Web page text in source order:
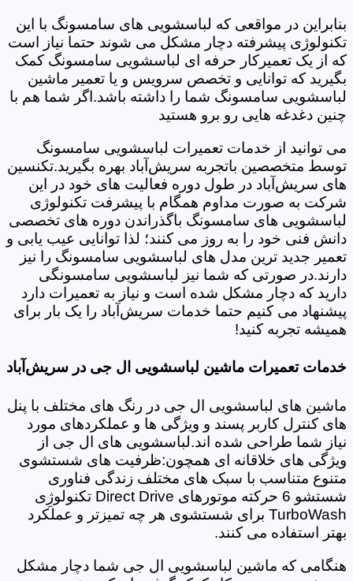
بنابراین در مواقعی که لباسشویی های سامسونگ با این
تکنولوژی پیشرفته دچار مشکل می شوند حتما نیاز است
که از یک تعمیرکار حرفه ای لباسشویی سامسونگ کمک
بگیرید که توانایی و تخصص سرویس و یا تعمیر ماشین
لباسشویی سامسونگ شما را داشته باشد.اگر شما هم با
چنین دغدغه هایی رو برو هستید
می توانید از خدمات تعمیرات لباسشویی سامسونگ
توسط متخصصین باتجربه سریش‌آباد بهره بگیرید.تکنسین
های سریش‌آباد در طول دوره فعالیت های خود در این
شرکت به صورت مداوم همگام با پیشرفت تکنولوژی
لباسشویی های سامسونگ باگذراندن دوره های تخصصی
دانش فنی خود را به روز می کنند؛ لذا توانایی عیب یابی و
تعمیر جدید ترین مدل های لباسشویی سامسونگ را نیز
دارند.در صورتی که شما نیز لباسشویی سامسونگی
دارید که دچار مشکل شده است و نیاز به تعمیرات دارد
پیشنهاد می کنیم حتما خدمات سریش‌آباد را یک بار برای
همیشه تجربه کنید!
خدمات تعمیرات ماشین لباسشویی ال جی در سریش‌آباد
ماشین های لباسشویی ال جی در رنگ های مختلف با پنل
های کنترل کاربر پسند و ویژگی ها و عملکردهای مورد
نیاز شما طراحی شده اند.لباسشویی های ال جی از
ویژگی های خلاقانه ای همچون:ظرفیت های شستشوی
متنوع متناسب با سبک های مختلف زندگی فناوری
شستشو 6 حرکته موتورهای Direct Drive تکنولوژِی
TurboWash برای شستشوی هر چه تمیزتر و عملکرد
بهتر استفاده می کنند.
هنگامی که ماشین لباسشویی ال جی شما دچار مشکل